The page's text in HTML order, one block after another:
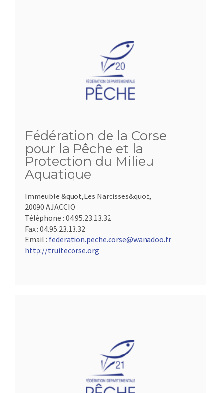
Fédération de la Corse
pour la Pêche et la
Protection du Milieu
Aquatique
Immeuble &quot,Les Narcisses&quot,
20090 AJACCIO
Téléphone : 04.95.23.13.32
Fax : 04.95.23.13.32
Email : federation.peche.corse@wanadoo.fr
http://truitecorse.org